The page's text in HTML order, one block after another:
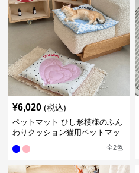
¥6,020 (税込)
ペットマット ひし形模様のふん
わりクッション猫用ペットマッ
全2色